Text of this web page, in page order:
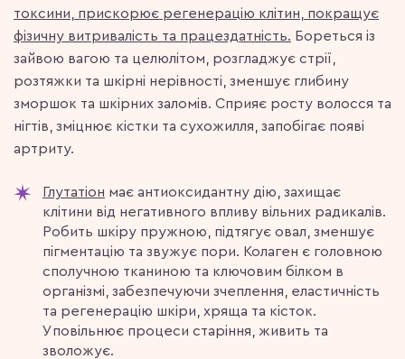
токсини, прискорює регенерацію клітин, покращує
фізичну витривалість та працездатність. Бореться із
зайвою вагою та целюлітом, розгладжує стрії,
розтяжки та шкірні нерівності, зменшує глибину
зморшок та шкірних заломів. Сприяє росту волосся та
нігтів, зміцнює кістки та сухожилля, запобігає появі
артриту.
Глутатіон має антиоксидантну дію, захищає
клітини від негативного впливу вільних радикалів.
Робить шкіру пружною, підтягує овал, зменшує
пігментацію та звужує пори. Колаген є головною
сполучною тканиною та ключовим білком в
організмі, забезпечуючи зчеплення, еластичність
та регенерацію шкіри, хряща та кісток.
Уповільнює процеси старіння, живить та
зволожує.